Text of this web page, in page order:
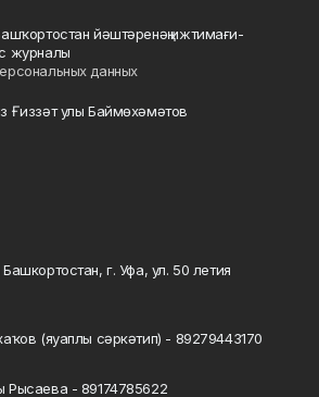
йәштәренәң ижтимағи-
журналы
данных
Ғиззәт улы Баймөхәмәтов
г. Уфа, ул. 50 летия
(яуаплы сәркәтип) - 89279443170
Рысаева - 89174785622